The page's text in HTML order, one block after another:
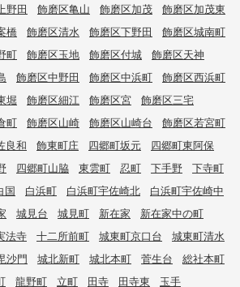
野田 飾磨区亀山 飾磨区加茂
飾磨区加茂東
橋 飾磨区清水 飾磨区下野田
飾磨区城南町
町 飾磨区玉地 飾磨区付城
飾磨区天神
飾磨区中野田 飾磨区中浜町
飾磨区西浜町
堀 飾磨区細江 飾磨区宮
飾磨区三宅
町 飾磨区山崎 飾磨区山崎台
飾磨区若宮町
良和 飾東町庄 四郷町坂元
四郷町東阿保
四郷町山脇 東雲町 忍町 下手野
下寺町
国 白浜町 白浜町宇佐崎北
白浜町宇佐崎中
城見台 城見町 新在家
新在家中の町
法寺 十二所前町 城東町京口台
城東町清水
沙門 城北新町 城北本町 菅生台
総社本町
龍野町 立町 田寺 田寺東
玉手